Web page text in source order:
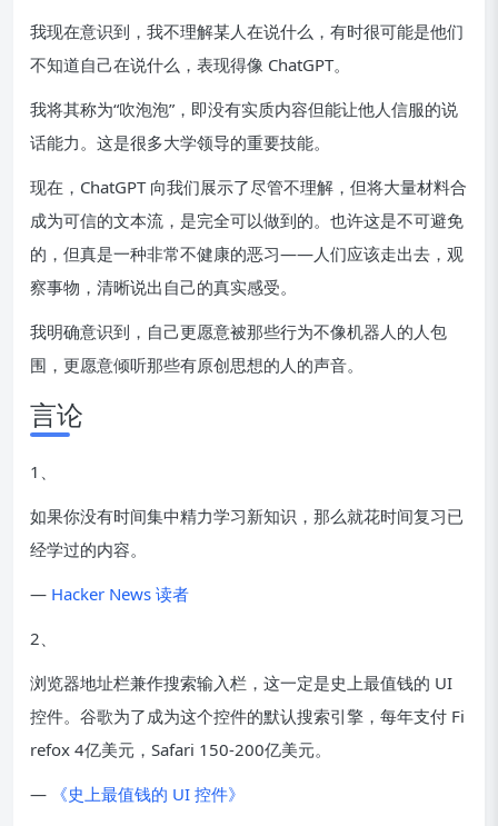
我现在意识到，我不理解某人在说什么，有时很可能是他们
不知道自己在说什么，表现得像 ChatGPT。
我将其称为“吹泡泡”，即没有实质内容但能让他人信服的说
话能力。这是很多大学领导的重要技能。
现在，ChatGPT 向我们展示了尽管不理解，但将大量材料合
成为可信的文本流，是完全可以做到的。也许这是不可避免
的，但真是一种非常不健康的恶习——人们应该走出去，观
察事物，清晰说出自己的真实感受。
我明确意识到，自己更愿意被那些行为不像机器人的人包
围，更愿意倾听那些有原创思想的人的声音。
言论
1、
如果你没有时间集中精力学习新知识，那么就花时间复习已
经学过的内容。
— Hacker News 读者
2、
浏览器地址栏兼作搜索输入栏，这一定是史上最值钱的 UI
控件。谷歌为了成为这个控件的默认搜索引擎，每年支付 Fi
refox 4亿美元，Safari 150-200亿美元。
— 《史上最值钱的 UI 控件》